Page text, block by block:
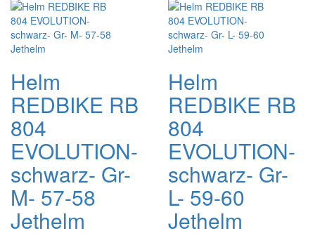
Helm
REDBIKE RB
804
EVOLUTION-
schwarz- Gr-
M- 57-58
Jethelm
Helm
REDBIKE RB
804
EVOLUTION-
schwarz- Gr-
L- 59-60
Jethelm